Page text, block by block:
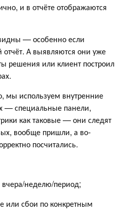
и в отчёте отображаются
— особенно если
А выявляются они уже
решения или клиент построил
мы используем внутренние
— специальные панели,
как таковые — они следят
вообще пришли, а во-
посчитались.
неделю/период;
или сбои по конкретным